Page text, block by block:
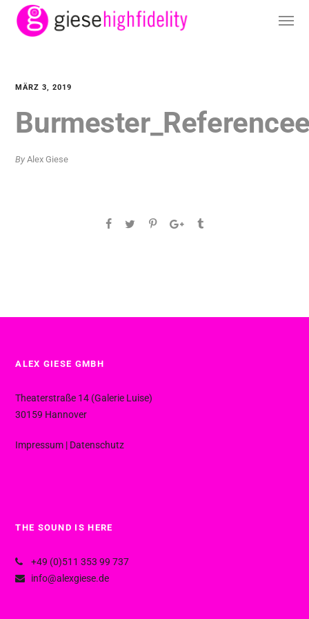
MÄRZ 3, 2019
ByAlex Giese
ALEX GIESE GMBH
Theaterstraße 14 (Galerie Luise)
30159 Hannover
Impressum | Datenschutz
THE SOUND IS HERE
+49 (0)511 353 99 737
info@alexgiese.de